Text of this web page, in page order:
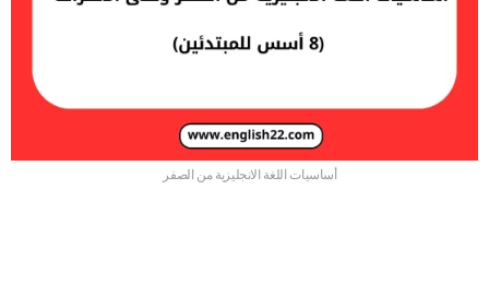
أساسيات اللغة الانجليزية من الصفر